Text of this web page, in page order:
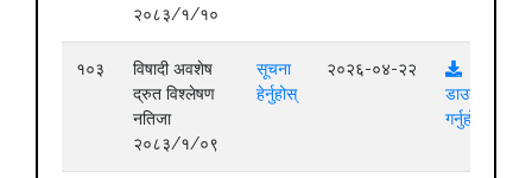
२०८३/१/१०
१०३
विषादी अवशेष
द्रुत विश्लेषण
नतिजा
२०८३/१/०९
सूचना
हेर्नुहोस्
२०२६-०४-२२
डाउनलोड
गर्नुहोस्